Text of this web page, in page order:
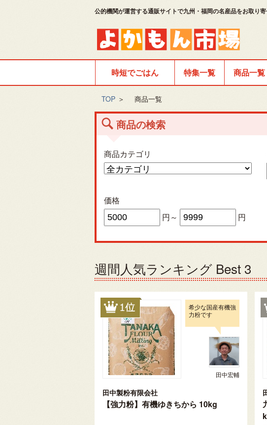
公的機関が運営する通販サイトで九州・福岡の名産品をお取り寄
時短でごはん 特集一覧 商品一覧
TOP ＞ 商品一覧
商品の検索
商品カテゴリ
価格
円～
円
週間人気ランキング Best 3
希少な国産有機強
力粉です
田中宏輔
田中製粉有限会社
【強力粉】有機ゆきちから 10kg